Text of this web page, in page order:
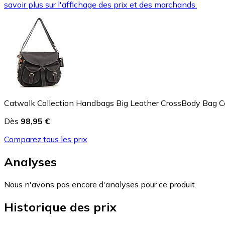
savoir plus sur l'affichage des prix et des marchands.
Catwalk Collection Handbags Big Leather CrossBody Bag
Dès 98,95 €
Comparez tous les prix
Analyses
Nous n'avons pas encore d'analyses pour ce produit.
Historique des prix